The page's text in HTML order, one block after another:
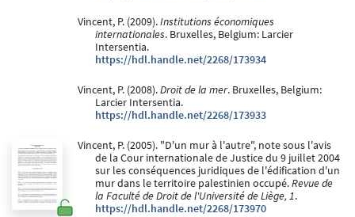
Vincent, P. (2009).Institutions économiques
internationales. Bruxelles, Belgium: Larcier
Intersentia.
https://hdl.handle.net/2268/173934
Vincent, P. (2008).Droit de la mer. Bruxelles, Belgium:
Larcier Intersentia.
https://hdl.handle.net/2268/173933
Vincent, P. (2005). "D'un mur à l'autre", note sous l'avis
de la Cour internationale de Justice du 9 juillet 2004
sur les conséquences juridiques de l'édification d'un
mur dans le territoire palestinien occupé.Revue de
la Faculté de Droit de l'Université de Liège, 1.
https://hdl.handle.net/2268/173970